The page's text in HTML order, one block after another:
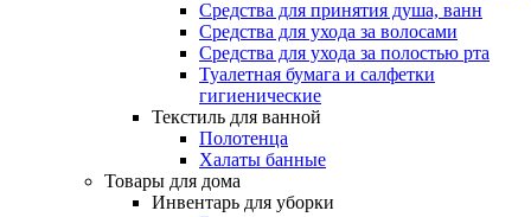
Средства для принятия душа, ванн
Средства для ухода за волосами
Средства для ухода за полостью рта
Туалетная бумага и салфетки
гигиенические
Текстиль для ванной
Полотенца
Халаты банные
Товары для дома
Инвентарь для уборки